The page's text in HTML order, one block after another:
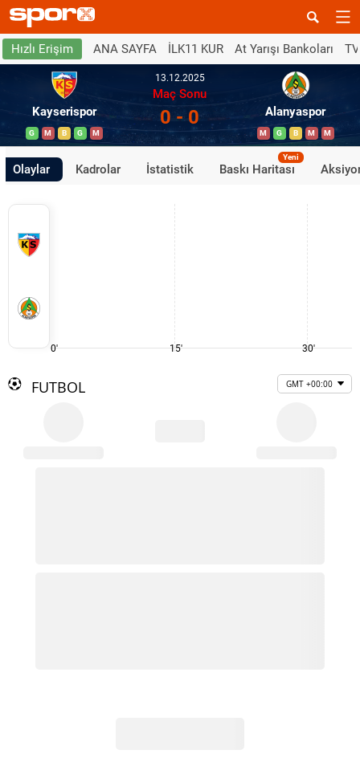
Hızlı Erişim ANA SAYFA İLK11 KUR At Yarışı Bankoları
Kayserispor
G M B G M
13.12.2025
Maç Sonu
0 - 0 Alanyaspor
M G B M M
Olaylar Kadrolar İstatistik Baskı Haritası
Yeni
0' 15' 30'
FUTBOL GMT +00:00